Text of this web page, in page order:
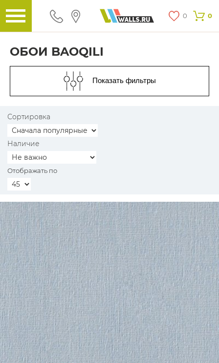
0 0
ОБОИ BAOQILI
Показать фильтры
Сортировка
Наличие
Отображать по